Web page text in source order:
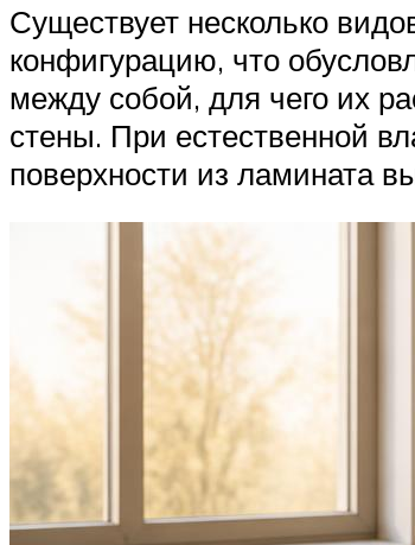
Существует несколько
конфигурацию, что
между собой, для чего их
стены. При естественной
поверхности из ламината